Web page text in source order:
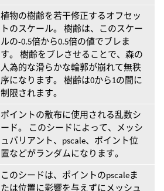
植物の樹齢を若干修正するオフセッ
トのスケール。 樹齢は、このスケー
ルの-0.5倍から0.5倍の値でブレま
す。 樹齢をブレさせることで、森の
人為的な滑らかな輪郭が崩れて無秩
序になります。 樹齢は0から1の間に
制限されます。
ポイントの散布に使用される乱数シ
ード。 このシードによって、メッシ
ュバリアント、pscale、ポイント位
置などがランダムになります。
このシードは、ポイントのpscaleま
たは位置に影響を与えずにメッシュ